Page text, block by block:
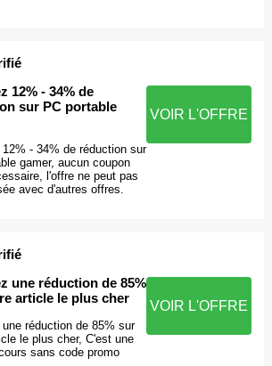
12% - 34% de
sur PC portable
- 34% de réduction sur
gamer, aucun coupon
l'offre ne peut pas
avec d'autres offres.
VOIR L'OFFRE
une réduction de 85%
article le plus cher
réduction de 85% sur
le plus cher, C'est une
sans code promo
VOIR L'OFFRE